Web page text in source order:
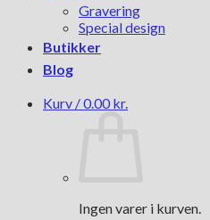
Gravering
Special design
Butikker
Blog
Kurv /0.00 kr.
Ingen varer i kurven.